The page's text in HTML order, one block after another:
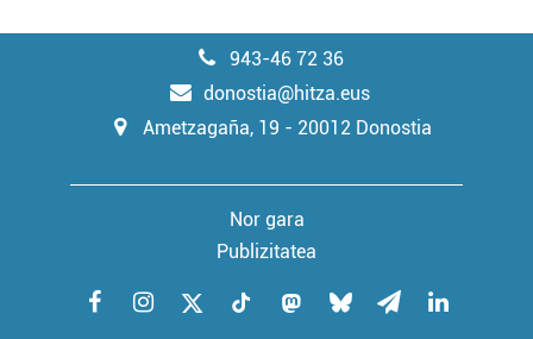
943-46 72 36
donostia@hitza.eus
Ametzagaña, 19 - 20012 Donostia
Nor gara
Publizitatea